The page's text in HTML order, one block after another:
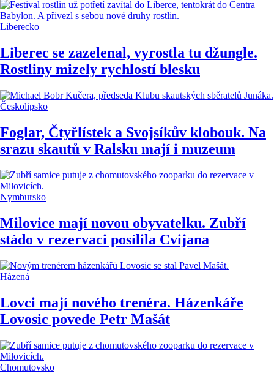
Liberecko
Liberec se zazelenal, vyrostla tu džungle.
Rostliny mizely rychlostí blesku
Českolipsko
Foglar, Čtyřlístek a Svojsíkův klobouk. Na
srazu skautů v Ralsku mají i muzeum
Nymbursko
Milovice mají novou obyvatelku. Zubří
stádo v rezervaci posílila Cvijana
Házená
Lovci mají nového trenéra. Házenkáře
Lovosic povede Petr Mašát
Chomutovsko